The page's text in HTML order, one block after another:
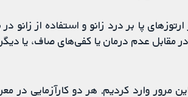
پا بر درد زانو و استفاده از زانو
مقابل عدم درمان یا کفی‌های صاف، یا دیگر